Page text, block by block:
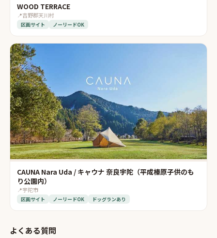
WOOD TERRACE
📍吉野郡天川村
区画サイト ノーリードOK
CAUNA Nara Uda / キャウナ 奈良宇陀（平成榛原子供のも
り公園内）
📍宇陀市
区画サイト ノーリードOK ドッグランあり
よくある質問